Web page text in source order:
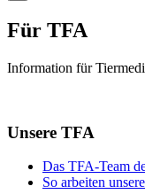
Für TFA
Information für
Unsere TFA
Das TFA-Team
So arbeiten